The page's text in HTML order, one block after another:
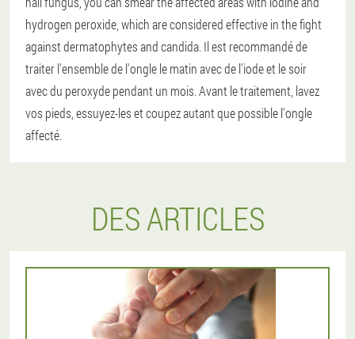
hydrogen peroxide, which are considered effective in the fight
against dermatophytes and candida. Il est recommandé de
traiter l'ensemble de l'ongle le matin avec de l'iode et le soir
avec du peroxyde pendant un mois. Avant le traitement, lavez
vos pieds, essuyez-les et coupez autant que possible l'ongle
affecté.
DES ARTICLES